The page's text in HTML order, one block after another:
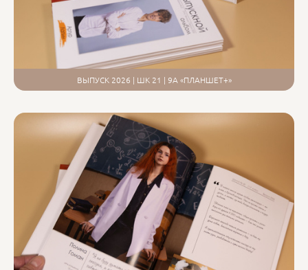
ВЫПУСК 2026 | ШК 21 | 9А «ПЛАНШЕТ+»